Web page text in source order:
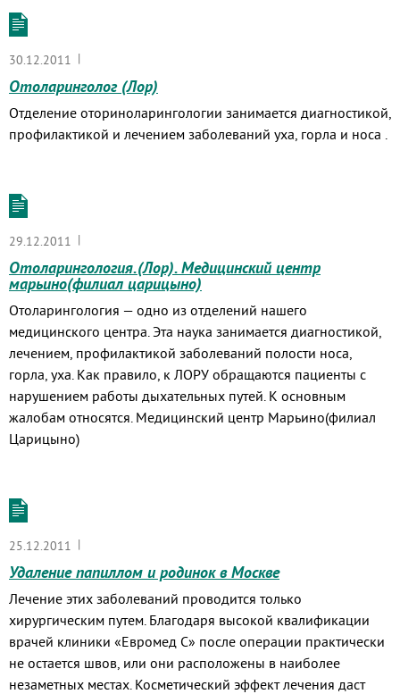
30.12.2011 |
Отоларинголог (Лор)
Отделение оториноларингологии занимается диагностикой,
профилактикой и лечением заболеваний уха, горла и носа .
29.12.2011 |
Отоларингология.(Лор). Медицинский центр
марьино(филиал царицыно)
Отоларингология — одно из отделений нашего
медицинского центра. Эта наука занимается диагностикой,
лечением, профилактикой заболеваний полости носа,
горла, уха. Как правило, к ЛОРУ обращаются пациенты с
нарушением работы дыхательных путей. К основным
жалобам относятся. Медицинский центр Марьино(филиал
Царицыно)
25.12.2011 |
Удаление папиллом и родинок в Москве
Лечение этих заболеваний проводится только
хирургическим путем. Благодаря высокой квалификации
врачей клиники «Евромед С» после операции практически
не остается швов, или они расположены в наиболее
незаметных местах. Косметический эффект лечения даст